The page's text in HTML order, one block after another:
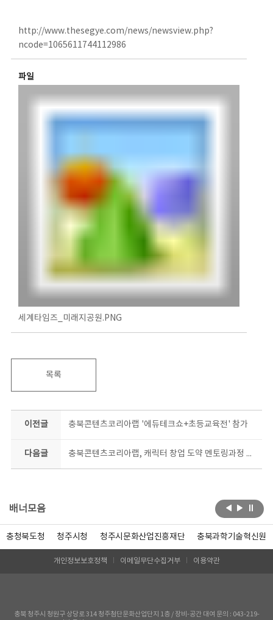
http://www.thesegye.com/news/newsview.php?
ncode=1065611744112986
파일
세계타임즈_미래지공원.PNG
목록
이전글 충북콘텐츠코리아랩 '에듀테크쇼+초등교육전' 참가
다음글 충북콘텐츠코리아랩, 캐릭터 창업 도약 멘토링과정 참여자 모집
배너모음
충청북도청 청주시청 청주시문화산업진흥재단 충북과학기술혁신원
개인정보보호정책 이메일무단수집거부 이용약관
충북 청주시 청원구 상당로 314 청주첨단문화산업단지 1층 / 장비-공간 대여 문의 : 043-219-